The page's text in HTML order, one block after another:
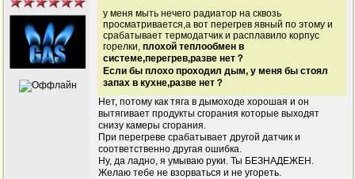
у меня мыть нечего радиатор на сквозь
просматривается,а вот перегрев явный по этому и
срабатывает термодатчик и расплавило корпус
горелки, плохой теплообмен в
системе,перегрев,разве нет？
Если бы плохо проходил дым, у меня бы стоял
запах в кухне,разве нет？
Нет, потому как тяга в дымоходе хорошая и он
вытягивает продукты сгорания которые выходят
снизу камеры сгорания.
При перегреве срабатывает другой датчик и
соответственно другая ошибка.
Ну, да ладно, я умываю руки. Ты БЕЗНАДЕЖЕН.
Желаю тебе не взорваться и не угореть.